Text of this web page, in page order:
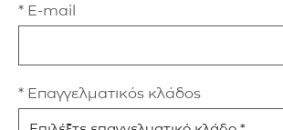
* E-mail
* Επαγγελματικός κλάδος